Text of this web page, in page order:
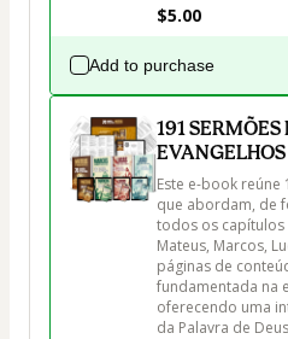
$5.00
Add to purchase
191
EVANGELHOS
Este e-book
que abordam, de
todos os capítulos
Mateus, Marcos,
páginas de
fundamentada na
oferecendo uma
da Palavra de